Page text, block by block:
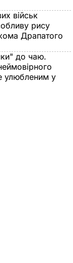
військ
рису
Драпатого
до чаю.
улюбленим у